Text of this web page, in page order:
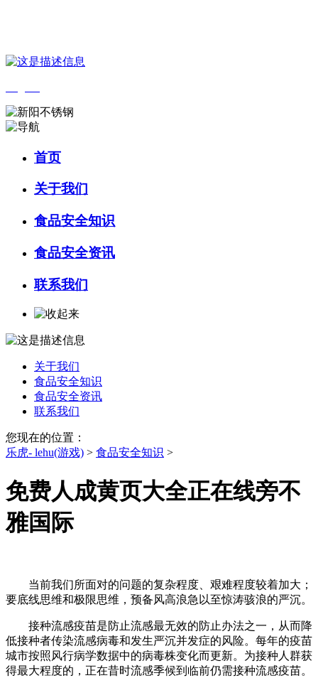
首页
关于我们
食品安全知识
食品安全资讯
联系我们
关于我们
食品安全知识
食品安全资讯
联系我们
您现在的位置：
乐虎- lehu(游戏) > 食品安全知识 >
免费人成黄页大全正在线旁不
雅国际
当前我们所面对的问题的复杂程度、艰难程度较着加大；
要底线思维和极限思维，预备风高浪急以至惊涛骇浪的严沉。
接种流感疫苗是防止流感最无效的防止办法之一，从而降
低接种者传染流感病毒和发生严沉并发症的风险。每年的疫苗
城市按照风行病学数据中的病毒株变化而更新。为接种人群获
得最大程度的，正在昔时流感季候到临前仍需接种流感疫苗。